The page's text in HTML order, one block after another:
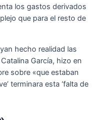
los gastos derivados
que para el resto de
hecho realidad las
García, hizo en
sobre «que estaban
terminara esta ‘falta de